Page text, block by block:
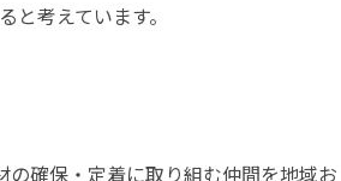
考えています。